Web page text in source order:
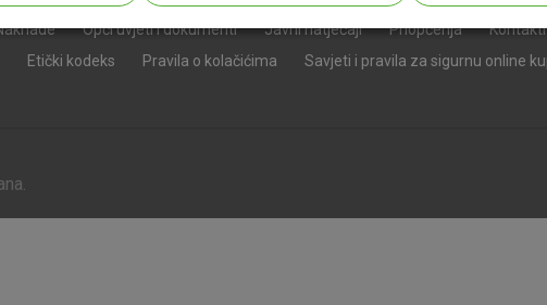
Opći uvjeti i dokumenti Javni natječaji Priopćenja
Kontakti
Etički kodeks Pravila o kolačićima
Savjeti i pravila za sigurnu online